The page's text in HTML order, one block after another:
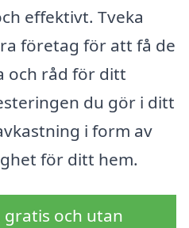
effektivt. Tveka
företag för att få de
och råd för ditt
du gör i ditt
i form av
för ditt hem.
gratis och utan